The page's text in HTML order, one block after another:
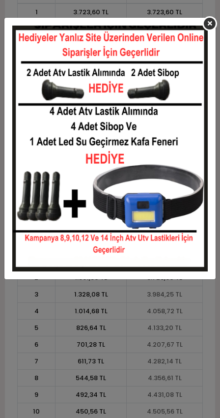
1
3.723,60 TL
3.723,60 TL
2
1.861,80 TL
3.723,60 TL
3
1.328,08 TL
4
1.014,68 TL
4.058,72 TL
5
826,64 TL
4.133,20 TL
701,28 TL
4.207,67 TL
611,73 TL
4.282,14 TL
544,58 TL
9
492,34 TL
4.431,08 TL
450,56 TL
4.505,56 TL
11
412,98 TL
4.542,79 TL
12
384,77 TL 4.617,26 TL
Taksit Taksit Tutarı
Toplam Tutar
2
1.861,80 TL
3.723,60 TL
3
1.328,08 TL
3.984,25 TL
4
1.014,68 TL
4.058,72 TL
5
826,64 TL
4.133,20 TL
6
701,28 TL
4.207,67 TL
7
611,73 TL
4.282,14 TL
8
544,58 TL
4.356,61 TL
9
492,34 TL
4.431,08 TL
10
450,56 TL
4.505,56 TL